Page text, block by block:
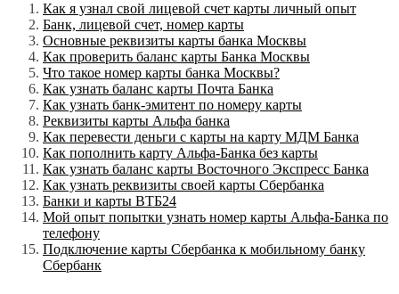
Как я узнал свой лицевой счет карты личный опыт
Банк, лицевой счет, номер карты
Основные реквизиты карты банка Москвы
Как проверить баланс карты Банка Москвы
Что такое номер карты банка Москвы?
Как узнать баланс карты Почта Банка
Как узнать банк-эмитент по номеру карты
Реквизиты карты Альфа банка
Как перевести деньги с карты на карту МДМ Банка
Как пополнить карту Альфа-Банка без карты
Как узнать баланс карты Восточного Экспресс Банка
Как узнать реквизиты своей карты Сбербанка
Банки и карты ВТБ24
Мой опыт попытки узнать номер карты Альфа-Банка по
телефону
Подключение карты Сбербанка к мобильному банку
Сбербанк